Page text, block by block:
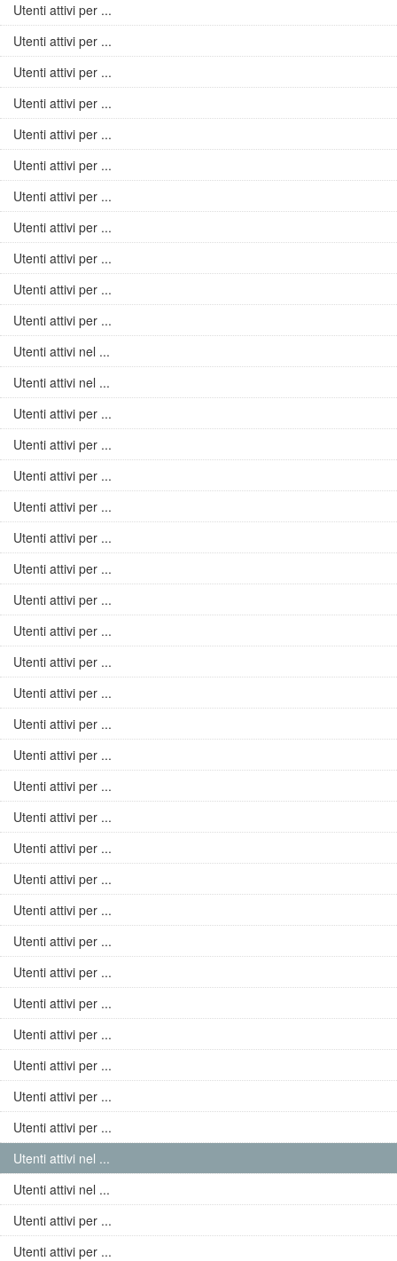
Utenti attivi per ...
Utenti attivi per ...
Utenti attivi per ...
Utenti attivi per ...
Utenti attivi per ...
Utenti attivi per ...
Utenti attivi per ...
Utenti attivi per ...
Utenti attivi per ...
Utenti attivi per ...
Utenti attivi per ...
Utenti attivi nel ...
Utenti attivi nel ...
Utenti attivi per ...
Utenti attivi per ...
Utenti attivi per ...
Utenti attivi per ...
Utenti attivi per ...
Utenti attivi per ...
Utenti attivi per ...
Utenti attivi per ...
Utenti attivi per ...
Utenti attivi per ...
Utenti attivi per ...
Utenti attivi per ...
Utenti attivi per ...
Utenti attivi per ...
Utenti attivi per ...
Utenti attivi per ...
Utenti attivi per ...
Utenti attivi per ...
Utenti attivi per ...
Utenti attivi per ...
Utenti attivi per ...
Utenti attivi per ...
Utenti attivi per ...
Utenti attivi per ...
Utenti attivi nel ...
Utenti attivi nel ...
Utenti attivi per ...
Utenti attivi per ...